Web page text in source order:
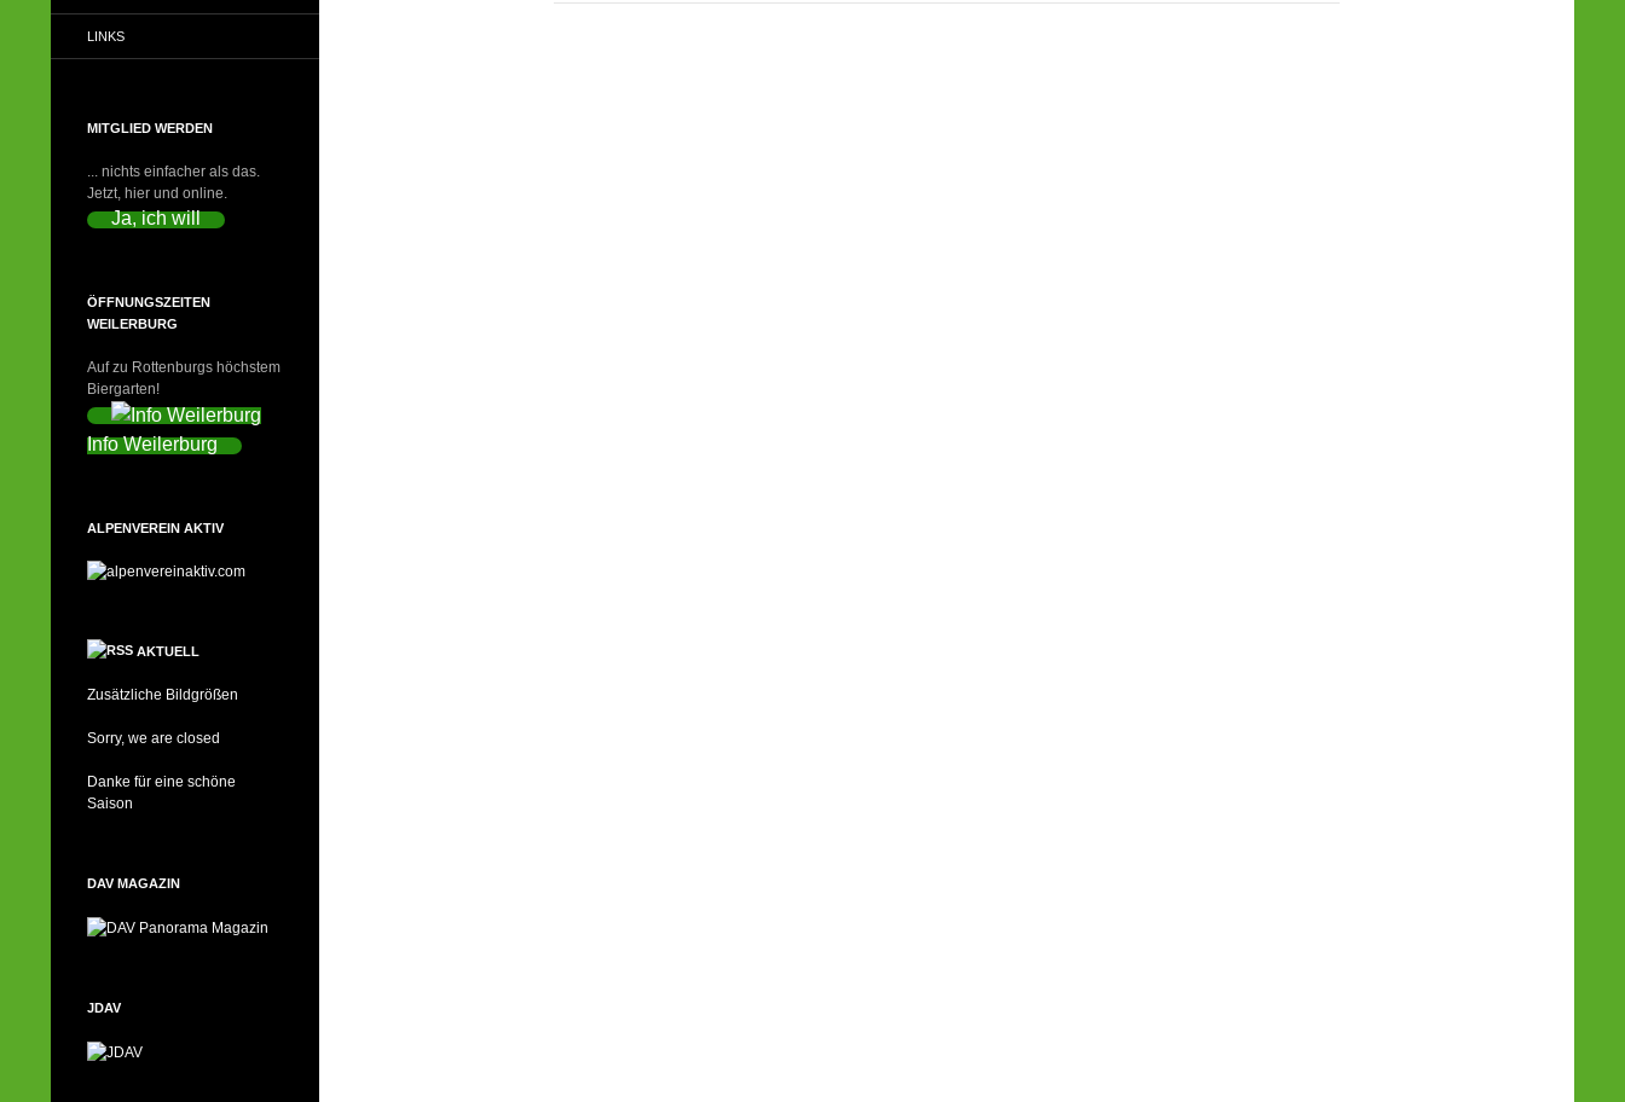
LINKS
MITGLIED WERDEN
... nichts einfacher als das.
Jetzt, hier und online.
Ja, ich will
ÖFFNUNGSZEITEN
WEILERBURG
Auf zu Rottenburgs höchstem
Biergarten!
Info Weilerburg
ALPENVEREIN AKTIV
AKTUELL
Zusätzliche Bildgrößen
Sorry, we are closed
Danke für eine schöne
Saison
DAV MAGAZIN
JDAV